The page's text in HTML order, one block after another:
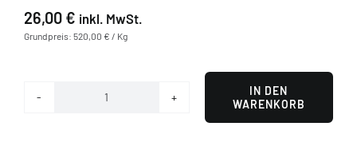
26,00 € inkl. MwSt.
Grundpreis: 520,00 € / Kg
IN DEN
WARENKORB